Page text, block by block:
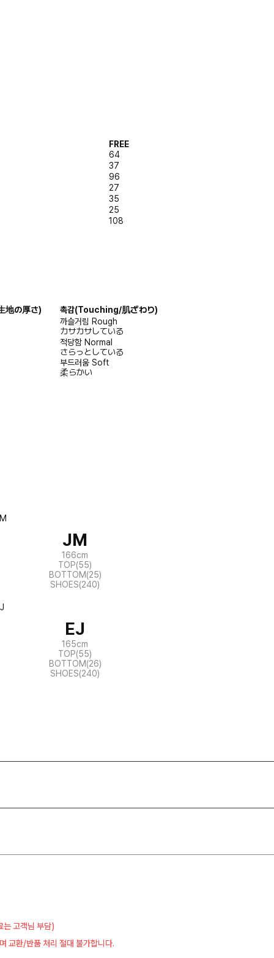
FREE
64
37
96
27
35
25
108
の厚さ) 촉감(Touching/肌ざわり)
까슬거림 Rough
カサカサしている
적당함 Normal
さらっとしている
부드러움 Soft
柔らかい
JM
166cm
TOP(55)
BOTTOM(25)
SHOES(240)
EJ
165cm
TOP(55)
BOTTOM(26)
SHOES(240)
고객님 부담)
교환/반품 처리 절대 불가합니다.